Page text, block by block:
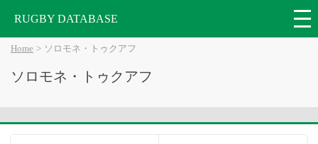
RUGBY DATABASE
Home ソロモネ・トゥクアフ
ソロモネ・トゥクアフ